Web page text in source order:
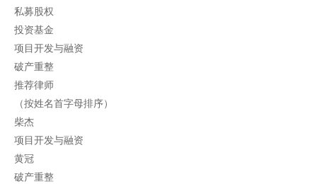
私募股权
投资基金
项目开发与融资
破产重整
推荐律师
（按姓名首字母排序）
柴杰
项目开发与融资
黄冠
破产重整